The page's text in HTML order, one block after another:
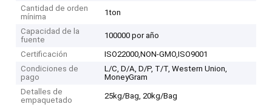
Cantidad de orden
mínima
1ton
Capacidad de la
fuente
100000 por año
Certificación
ISO22000,NON-GMO,ISO9001
Condiciones de
pago
L/C, D/A, D/P, T/T, Western Union,
MoneyGram
Detalles de
empaquetado
25kg/Bag, 20kg/Bag